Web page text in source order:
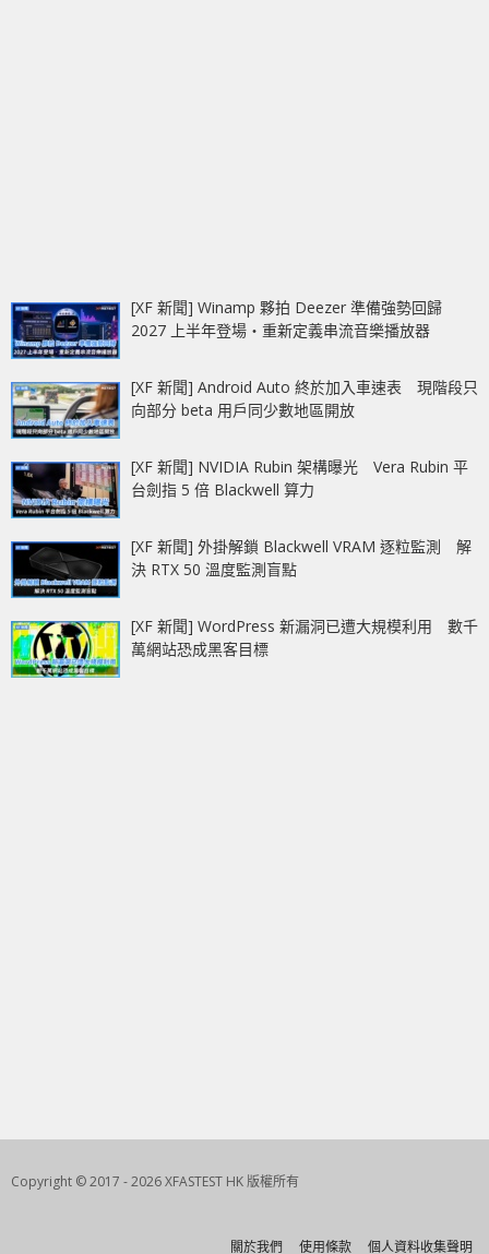
[XF 新聞] Winamp 夥拍 Deezer 準備強勢回歸
2027 上半年登場‧重新定義串流音樂播放器
[XF 新聞] Android Auto 終於加入車速表 現階段只
向部分 beta 用戶同少數地區開放
[XF 新聞] NVIDIA Rubin 架構曝光 Vera Rubin 平
台劍指 5 倍 Blackwell 算力
[XF 新聞] 外掛解鎖 Blackwell VRAM 逐粒監測 解
決 RTX 50 溫度監測盲點
[XF 新聞] WordPress 新漏洞已遭大規模利用 數千
萬網站恐成黑客目標
Copyright © 2017 - 2026 XFASTEST HK 版權所有
關於我們 使用條款 個人資料收集聲明